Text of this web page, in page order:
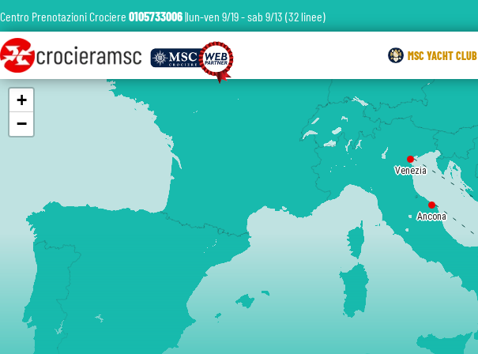
Venezia
Ancona
+
−
Centro Prenotazioni Crociere 0105733006|lun-ven 9/19 - sab 9/13 (32 linee)
MSC YACHT CLUB